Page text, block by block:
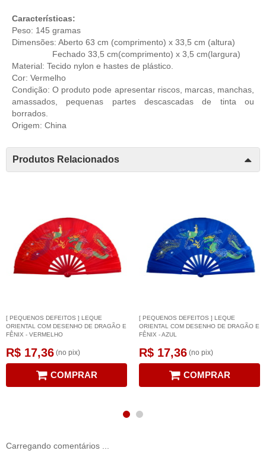
Características:
Peso: 145 gramas
Dimensões: Aberto 63 cm (comprimento) x 33,5 cm (altura)
Fechado 33,5 cm(comprimento) x 3,5 cm(largura)
Material: Tecido nylon e hastes de plástico.
Cor: Vermelho
Condição: O produto pode apresentar riscos, marcas, manchas,
amassados, pequenas partes descascadas de tinta ou
borrados.
Origem: China
Produtos Relacionados
[ PEQUENOS DEFEITOS ] LEQUE
ORIENTAL COM DESENHO DE DRAGÃO E
FÊNIX - VERMELHO
R$ 17,36 (no pix)
COMPRAR
[ PEQUENOS DEFEITOS ] LEQUE
ORIENTAL COM DESENHO DE DRAGÃO E
FÊNIX - AZUL
R$ 17,36 (no pix)
COMPRAR
Carregando comentários ...